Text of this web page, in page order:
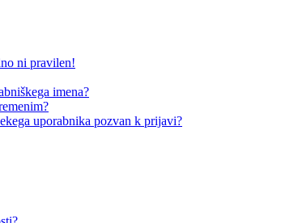
ni pravilen!
imena?
uporabnika pozvan k prijavi?